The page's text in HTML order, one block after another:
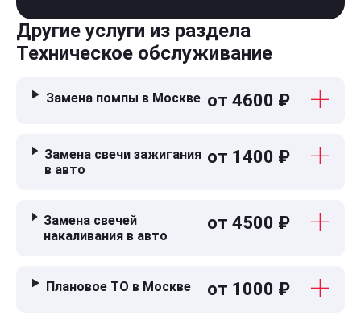
Другие услуги из раздела
Техническое обслуживание
Замена помпы в Москве от 4600 ₽
Замена свечи зажигания
в авто
от 1400 ₽
Замена свечей
накаливания в авто
от 4500 ₽
Плановое ТО в Москве от 1000 ₽